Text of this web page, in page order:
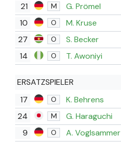
21 M G. Prömel
10 O M. Kruse
27 O S. Becker
14 O T. Awoniyi
ERSATZSPIELER
17
O K. Behrens
24 M G. Haraguchi
9 O A. Voglsammer